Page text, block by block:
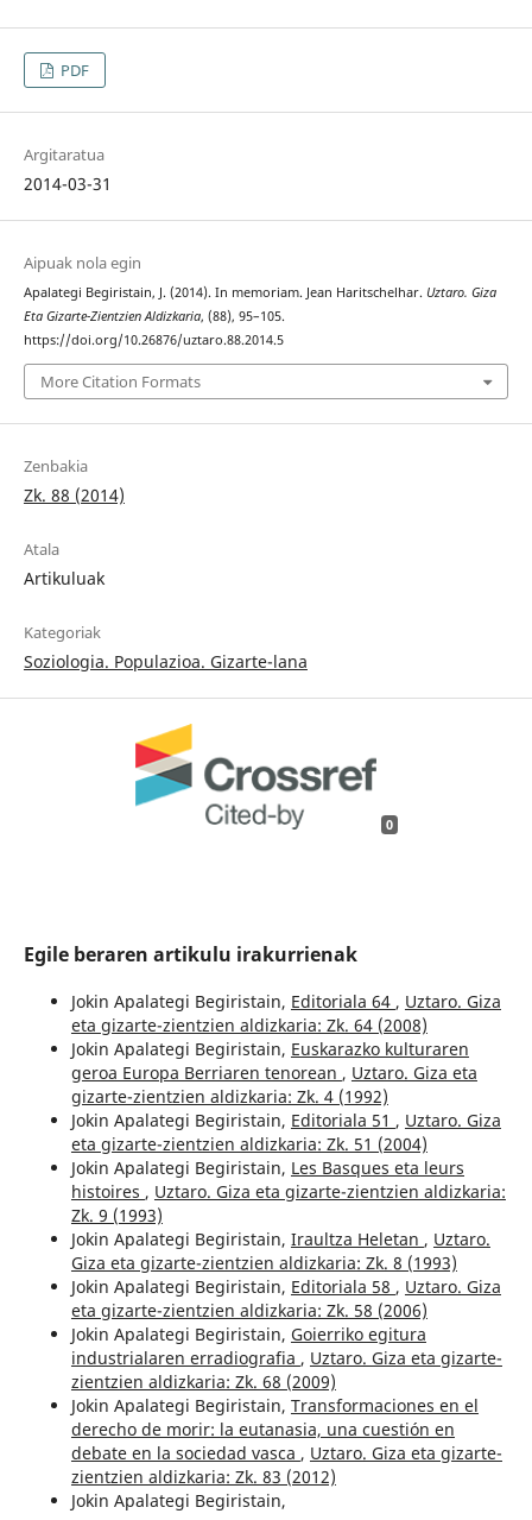
PDF
Argitaratua
2014-03-31
Aipuak nola egin
Apalategi Begiristain, J. (2014). In memoriam. Jean Haritschelhar. Uztaro. Giza
Eta Gizarte-Zientzien Aldizkaria, (88), 95–105.
https://doi.org/10.26876/uztaro.88.2014.5
More Citation Formats
Zenbakia
Zk. 88 (2014)
Atala
Artikuluak
Kategoriak
Soziologia. Populazioa. Gizarte-lana
0
Egile beraren artikulu irakurrienak
Jokin Apalategi Begiristain, Editoriala 64 , Uztaro. Giza
eta gizarte-zientzien aldizkaria: Zk. 64 (2008)
Jokin Apalategi Begiristain, Euskarazko kulturaren
geroa Europa Berriaren tenorean , Uztaro. Giza eta
gizarte-zientzien aldizkaria: Zk. 4 (1992)
Jokin Apalategi Begiristain, Editoriala 51 , Uztaro. Giza
eta gizarte-zientzien aldizkaria: Zk. 51 (2004)
Jokin Apalategi Begiristain, Les Basques eta leurs
histoires , Uztaro. Giza eta gizarte-zientzien aldizkaria:
Zk. 9 (1993)
Jokin Apalategi Begiristain, Iraultza Heletan , Uztaro.
Giza eta gizarte-zientzien aldizkaria: Zk. 8 (1993)
Jokin Apalategi Begiristain, Editoriala 58 , Uztaro. Giza
eta gizarte-zientzien aldizkaria: Zk. 58 (2006)
Jokin Apalategi Begiristain, Goierriko egitura
industrialaren erradiografia , Uztaro. Giza eta gizarte-
zientzien aldizkaria: Zk. 68 (2009)
Jokin Apalategi Begiristain, Transformaciones en el
derecho de morir: la eutanasia, una cuestión en
debate en la sociedad vasca , Uztaro. Giza eta gizarte-
zientzien aldizkaria: Zk. 83 (2012)
Jokin Apalategi Begiristain,